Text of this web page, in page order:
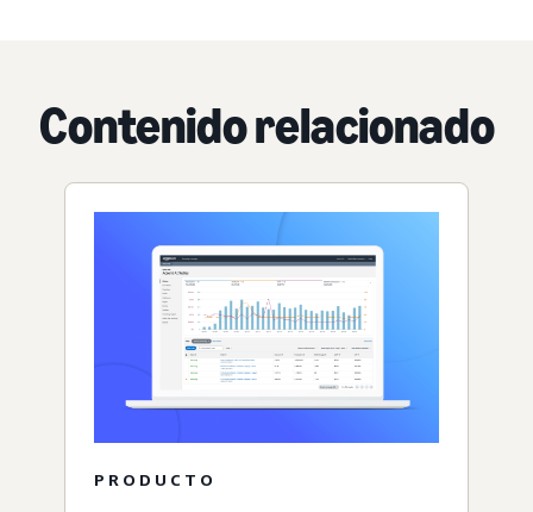
Contenido relacionado
PRODUCTO